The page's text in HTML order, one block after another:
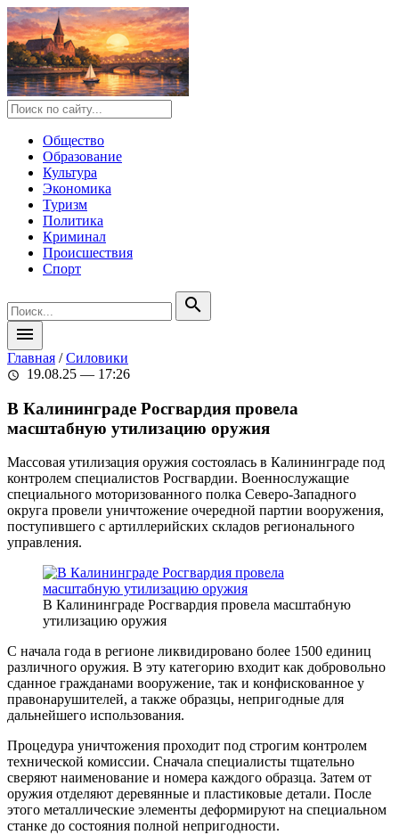
Общество
Образование
Культура
Экономика
Туризм
Политика
Криминал
Происшествия
Спорт
search
menu
Главная /Силовики
schedule 19.08.25 — 17:26
В Калининграде Росгвардия провела
масштабную утилизацию оружия
Массовая утилизация оружия состоялась в Калининграде под
контролем специалистов Росгвардии. Военнослужащие
специального моторизованного полка Северо-Западного
округа провели уничтожение очередной партии вооружения,
поступившего с артиллерийских складов регионального
управления.
В Калининграде Росгвардия провела масштабную
утилизацию оружия
С начала года в регионе ликвидировано более 1500 единиц
различного оружия. В эту категорию входит как добровольно
сданное гражданами вооружение, так и конфискованное у
правонарушителей, а также образцы, непригодные для
дальнейшего использования.
Процедура уничтожения проходит под строгим контролем
технической комиссии. Сначала специалисты тщательно
сверяют наименование и номера каждого образца. Затем от
оружия отделяют деревянные и пластиковые детали. После
этого металлические элементы деформируют на специальном
станке до состояния полной непригодности.